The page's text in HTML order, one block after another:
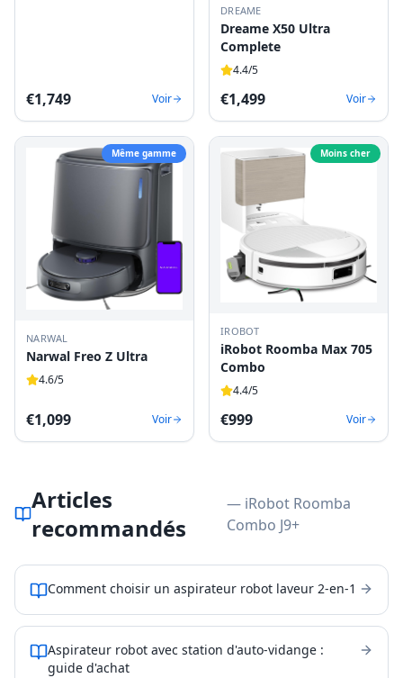
€1,749 Voir
DREAME
Dreame X50 Ultra
Complete
4.4/5
€1,499 Voir
Même gamme
NARWAL
Narwal Freo Z Ultra
4.6/5
€1,099 Voir
Moins cher
IROBOT
iRobot Roomba Max 705
Combo
4.4/5
€999 Voir
Articles
recommandés
— iRobot Roomba
Combo J9+
Comment choisir un aspirateur robot laveur 2-en-1
Aspirateur robot avec station d'auto-vidange :
guide d'achat